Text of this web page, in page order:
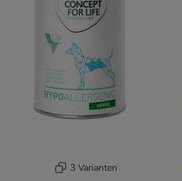
3 Varianten